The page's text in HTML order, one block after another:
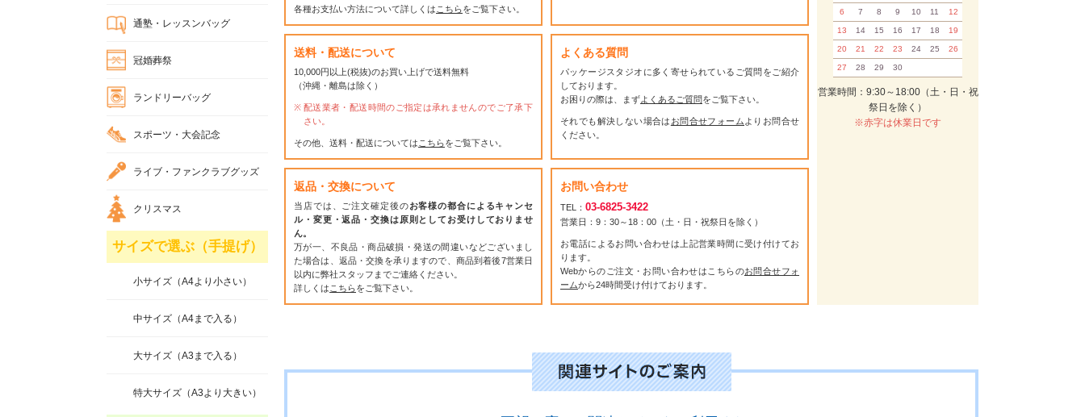
各種お支払い方法について詳しくは こちらをご覧下さい。
送料・配送について
10,000円以上(税抜)のお買い上げで送料無料
（沖縄・離島は除く）
配送業者・配送時間のご指定は承れませんのでご了承下
さい。
その他、送料・配送については こちらをご覧下さい。
よくある質問
パッケージスタジオに多く寄せられているご質問をご紹介
しております。
お困りの際は、まずよくあるご質問をご覧下さい。
それでも解決しない場合は お問合せフォーム よりお問合せ
ください。
返品・交換について
当店では、ご注文確定後のお客様の都合によるキャンセ
ル・変更・返品・交換は原則としてお受けしておりませ
ん。
万が一、不良品・商品破損・発送の間違いなどございまし
た場合は、返品・交換を承りますので、商品到着後7営業日
以内に弊社スタッフまでご連絡ください。
詳しくは こちらをご覧下さい。
お問い合わせ
TEL： 03-6825-3422
営業日：9：30～18：00（土・日・祝祭日を除く）
お電話によるお問い合わせは上記営業時間に受け付けてお
ります。
Webからのご注文・お問い合わせはこちらのお問合せフォ
ームから24時間受け付けております。
6 7 8 9 10 11 12
13 14 15 16 17 18 19
20 21 22 23 24 25 26
27 28 29 30
営業時間：9:30～18:00（土・日・祝
祭日を除く）
※赤字は休業日です
通塾・レッスンバッグ
冠婚葬祭
ランドリーバッグ
スポーツ・大会記念
ライブ・ファンクラブグッズ
クリスマス
サイズで選ぶ（手提げ）
小サイズ（A4より小さい）
中サイズ（A4まで入る）
大サイズ（A3まで入る）
特大サイズ（A3より大きい）